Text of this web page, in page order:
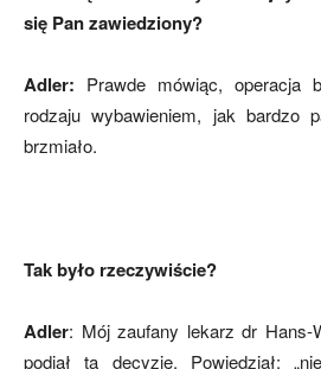
się Pan zawiedziony?
Adler: Prawde mówiąc, operacja
rodzaju wybawieniem, jak bardzo
brzmiało.
Tak było rzeczywiście?
Adler: Mój zaufany lekarz dr Hans-
podjął tą decyzję. Powiedział: